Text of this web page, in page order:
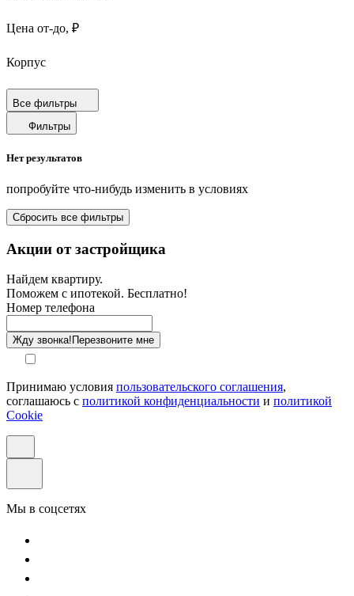
Цена от-до, ₽
Корпус
Срок сдачи
Площадь от-до, м²
Площадь кухни от-до, м²
Площадь балкона от-до, м²
Санузел
Этаж
Способ оплаты
Все фильтры
Фильтры
Нет результатов
попробуйте что-нибудь изменить в условиях
Сбросить все фильтры
Акции от застройщика
Найдем квартиру.
Поможем с ипотекой. Бесплатно!
Номер телефона
Жду звонка! Перезвоните мне
Принимаю условия пользовательского соглашения,
соглашаюсь с политикой конфиденциальности и политикой
Cookie
Мы в соцсетях